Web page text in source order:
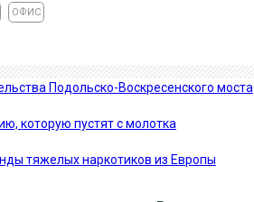
ОФИС
Подольско-Воскресенского моста
которую пустят с молотка
тяжелых наркотиков из Европы